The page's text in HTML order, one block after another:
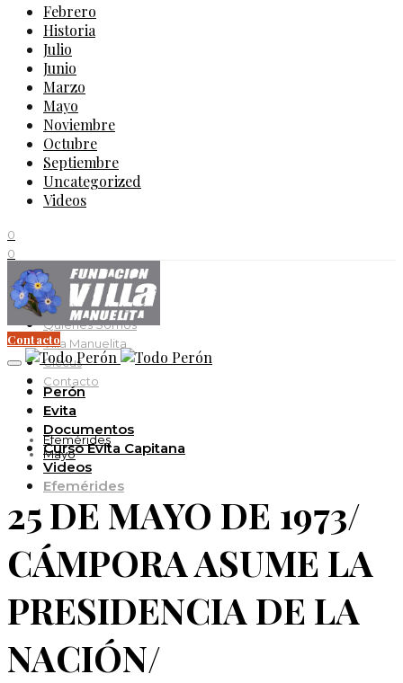
Febrero
Historia
Julio
Junio
Marzo
Mayo
Noviembre
Octubre
Septiembre
Uncategorized
Videos
0
0
11K
Quienes Somos
Villa Manuelita
Ciccus
Contacto
Contacto
Perón
Evita
Documentos
Curso Evita Capitana
Videos
Efemérides
Efemérides
Mayo
25 DE MAYO DE 1973/
CÁMPORA ASUME LA
PRESIDENCIA DE LA
NACIÓN/